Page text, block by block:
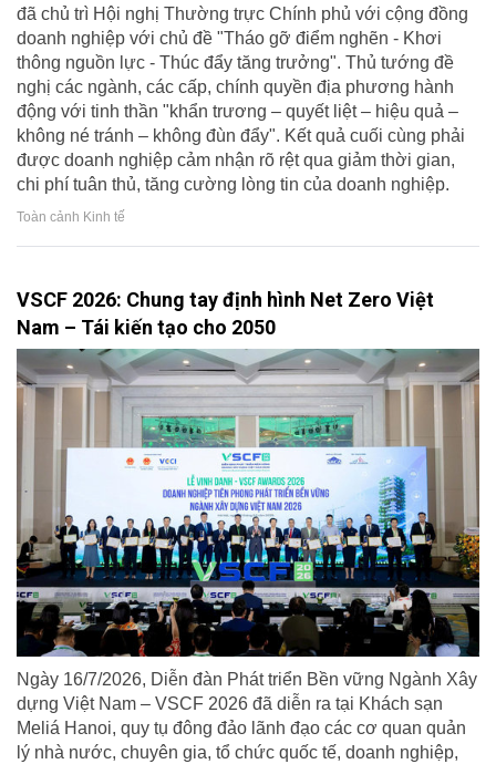
đã chủ trì Hội nghị Thường trực Chính phủ với cộng đồng
doanh nghiệp với chủ đề "Tháo gỡ điểm nghẽn - Khơi
thông nguồn lực - Thúc đẩy tăng trưởng". Thủ tướng đề
nghị các ngành, các cấp, chính quyền địa phương hành
động với tinh thần "khẩn trương – quyết liệt – hiệu quả –
không né tránh – không đùn đẩy". Kết quả cuối cùng phải
được doanh nghiệp cảm nhận rõ rệt qua giảm thời gian,
chi phí tuân thủ, tăng cường lòng tin của doanh nghiệp.
Toàn cảnh Kinh tế
VSCF 2026: Chung tay định hình Net Zero Việt
Nam – Tái kiến tạo cho 2050
Ngày 16/7/2026, Diễn đàn Phát triển Bền vững Ngành Xây
dựng Việt Nam – VSCF 2026 đã diễn ra tại Khách sạn
Meliá Hanoi, quy tụ đông đảo lãnh đạo các cơ quan quản
lý nhà nước, chuyên gia, tổ chức quốc tế, doanh nghiệp,